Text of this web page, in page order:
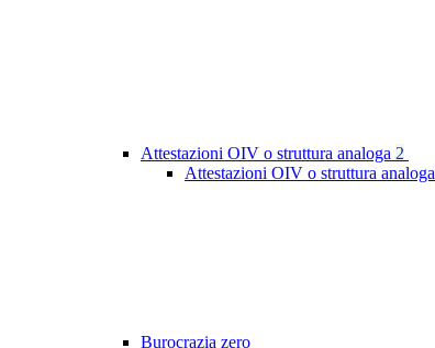
Attestazioni OIV o struttura analoga 2
Attestazioni OIV o struttura analoga
Burocrazia zero